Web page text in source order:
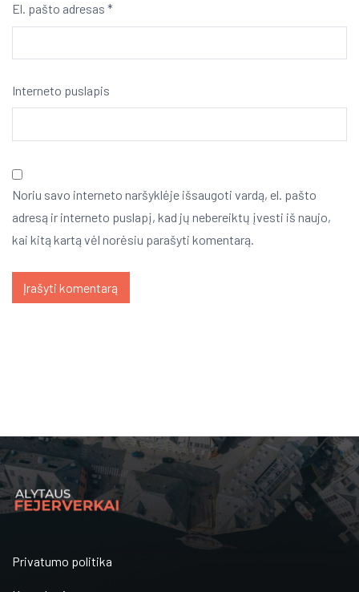
El. pašto adresas *
Interneto puslapis
Noriu savo interneto naršyklėje išsaugoti vardą, el. pašto
adresą ir interneto puslapį, kad jų nebereiktų įvesti iš naujo,
kai kitą kartą vėl norėsiu parašyti komentarą.
Privatumo politika